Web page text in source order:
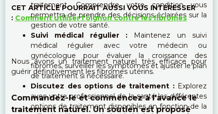
traitement. Comprendre votre condition vous
permettra de prendre des décisions éclairées sur la
gestion de votre santé.
Suivi médical régulier :
Maintenez un suivi
médical régulier avec votre médecin ou
gynécologue pour évaluer la croissance des
fibromes, surveiller les symptômes et ajuster le plan
de traitement si nécessaire.
Discutez des options de traitement : Explorez
avec votre professionnel de la santé les différentes
options de traitement disponibles en fonction de la
CET ARTICLE POURRAIT AUSSI VOUS INTERESSER
: Comment utiliser l'oignon contre les fibromes
Nous avons un traitement naturel très efficace pour
guérir définitivement les fibromes utérins.
Commandez-le et commencez à l'avance le
traitement naturel. Un soutien est proposé